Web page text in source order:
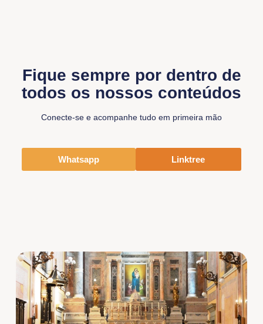
Fique sempre por dentro de
todos os nossos conteúdos
Conecte-se e acompanhe tudo em primeira mão
Whatsapp Linktree